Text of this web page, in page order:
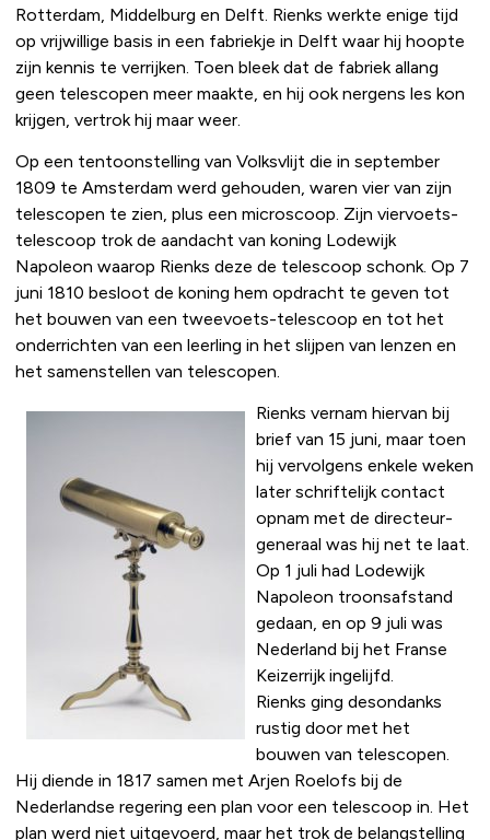
Rotterdam, Middelburg en Delft. Rienks werkte enige tijd
op vrijwillige basis in een fabriekje in Delft waar hij hoopte
zijn kennis te verrijken. Toen bleek dat de fabriek allang
geen telescopen meer maakte, en hij ook nergens les kon
krijgen, vertrok hij maar weer.
Op een tentoonstelling van Volksvlijt die in september
1809 te Amsterdam werd gehouden, waren vier van zijn
telescopen te zien, plus een microscoop. Zijn viervoets-
telescoop trok de aandacht van koning Lodewijk
Napoleon waarop Rienks deze de telescoop schonk. Op 7
juni 1810 besloot de koning hem opdracht te geven tot
het bouwen van een tweevoets-telescoop en tot het
onderrichten van een leerling in het slijpen van lenzen en
het samenstellen van telescopen.
Rienks vernam hiervan bij
brief van 15 juni, maar toen
hij vervolgens enkele weken
later schriftelijk contact
opnam met de directeur-
generaal was hij net te laat.
Op 1 juli had Lodewijk
Napoleon troonsafstand
gedaan, en op 9 juli was
Nederland bij het Franse
Keizerrijk ingelijfd.
Rienks ging desondanks
rustig door met het
bouwen van telescopen.
Hij diende in 1817 samen met Arjen Roelofs bij de
Nederlandse regering een plan voor een telescoop in. Het
plan werd niet uitgevoerd, maar het trok de belangstelling